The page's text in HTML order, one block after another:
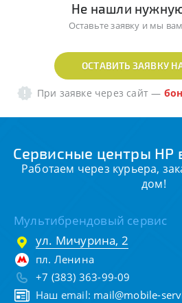
Не нашли
Оставьте заявку и мы
ОСТАВИТЬ ЗАЯВКУ
При заявке через сайт —
Сервисные центры HP
Работаем через курьера,
дом!
Мультибрендовый сервис
ул. Мичурина, 2
пл. Ленина
+7 (383) 363-99-09
Наш email: mail@mobile-